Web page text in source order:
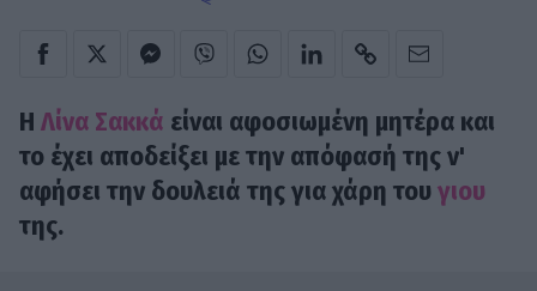
Η Λίνα Σακκά είναι αφοσιωμένη μητέρα και
το έχει αποδείξει με την απόφασή της ν'
αφήσει την δουλειά της για χάρη τουγιου
της.